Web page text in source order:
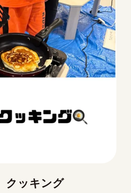
クッキング